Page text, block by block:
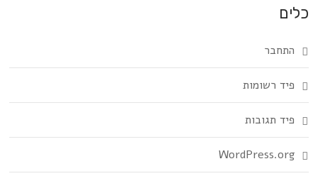
כלים
התחבר
פיד רשומות
פיד תגובות
WordPress.org